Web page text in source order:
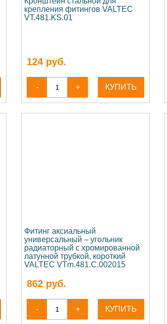
крепления фитингов VALTEC
VT.481.KS.01
124 руб.
- + КУПИТЬ
Фитинг аксиальный
универсальный – угольник
радиаторный с хромированной
латунной трубкой, короткий
VALTEC VTm.481.C.002015
862 руб.
- + КУПИТЬ